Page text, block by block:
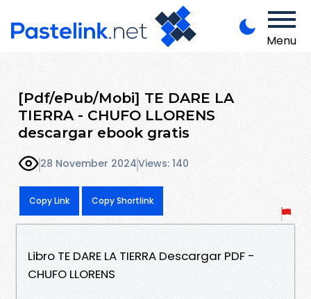
Menu
[Pdf/ePub/Mobi] TE DARE LA
TIERRA - CHUFO LLORENS
descargar ebook gratis
28 November 2024Views: 140
Copy Link Copy Shortlink
Libro TE DARE LA TIERRA Descargar PDF -
CHUFO LLORENS